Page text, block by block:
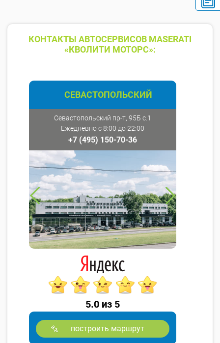
КОНТАКТЫ АВТОСЕРВИСОВ MASERATI
«КВОЛИТИ МОТОРС»:
СЕВАСТОПОЛЬСКИЙ
Севастопольский пр-т, 95Б с.1
Ежедневно с 8:00 до 22:00
+7 (495) 150-70-36
5.0 из 5
построить маршрут